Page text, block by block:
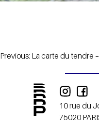
Navigation
l’article
Previous: La carte du tendre
10 rue du
75020